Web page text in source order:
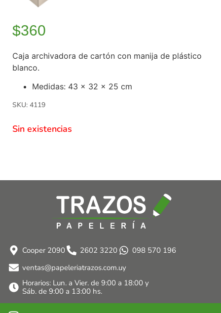
$360
Caja archivadora de cartón con manija de plástico
blanco.
Medidas: 43 x 32 x 25 cm
SKU: 4119
Sin existencias
Cooper 2090 2602 3220
098 570 196
ventas@papeleriatrazos.com.uy
Horarios: Lun. a Vier. de 9:00 a 18:00 y
Sáb. de 9:00 a 13:00 hs.